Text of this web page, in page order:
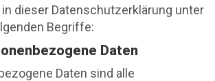
dieser Datenschutzerklärung unter
Begriffe:
Daten
Daten sind alle